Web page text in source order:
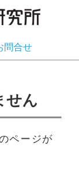
問合せ
せん
ページが